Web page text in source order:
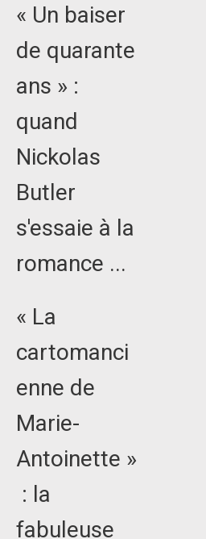
« Un baiser
de quarante
ans » :
quand
Nickolas
Butler
s'essaie à la
romance ...
« La
cartomanci
enne de
Marie-
Antoinette »
: la
fabuleuse